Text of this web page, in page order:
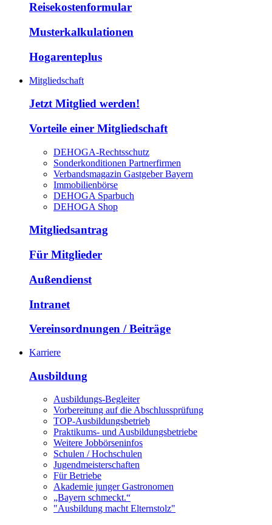
Reisekostenformular
Musterkalkulationen
Hogarenteplus
Mitgliedschaft
Jetzt Mitglied werden!
Vorteile einer Mitgliedschaft
DEHOGA-Rechtsschutz
Sonderkonditionen Partnerfirmen
Verbandsmagazin Gastgeber Bayern
Immobilienbörse
DEHOGA Sparbuch
DEHOGA Shop
Mitgliedsantrag
Für Mitglieder
Außendienst
Intranet
Vereinsordnungen / Beiträge
Karriere
Ausbildung
Ausbildungs-Begleiter
Vorbereitung auf die Abschlussprüfung
TOP-Ausbildungsbetrieb
Praktikums- und Ausbildungsbetriebe
Weitere Jobbörseninfos
Schulen / Hochschulen
Jugendmeisterschaften
Für Betriebe
Akademie junger Gastronomen
„Bayern schmeckt.“
"Ausbildung macht Elternstolz"